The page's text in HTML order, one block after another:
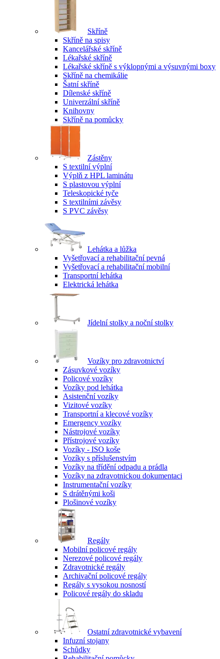
Skříně
Skříně na spisy
Kancelářské skříně
Lékařské skříně
Lékařské skříně s výklopnými a výsuvnými boxy
Skříně na chemikálie
Šatní skříně
Dílenské skříně
Univerzální skříně
Knihovny
Skříně na pomůcky
Zástěny
S textilní výplní
Výplň z HPL laminátu
S plastovou výplní
Teleskopické tyče
S textilními závěsy
S PVC závěsy
Lehátka a lůžka
Vyšetřovací a rehabilitační pevná
Vyšetřovací a rehabilitační mobilní
Transportní lehátka
Elektrická lehátka
Jídelní stolky a noční stolky
Vozíky pro zdravotnictví
Zásuvkové vozíky
Policové vozíky
Vozíky pod lehátka
Asistenční vozíky
Vizitové vozíky
Transportní a klecové vozíky
Emergency vozíky
Nástrojové vozíky
Přístrojové vozíky
Vozíky - ISO koše
Vozíky s příslušenstvím
Vozíky na třídění odpadu a prádla
Vozíky na zdravotnickou dokumentaci
Instrumentační vozíky
S drátěnými koši
Plošinové vozíky
Regály
Mobilní policové regály
Nerezové policové regály
Zdravotnické regály
Archivační policové regály
Regály s vysokou nosností
Policové regály do skladu
Ostatní zdravotnické vybavení
Infuzní stojany
Schůdky